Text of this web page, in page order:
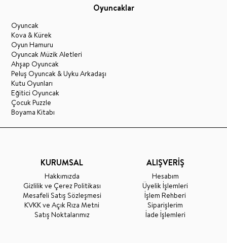
Oyuncaklar
Oyuncak
Kova & Kürek
Oyun Hamuru
Oyuncak Müzik Aletleri
Ahşap Oyuncak
Peluş Oyuncak & Uyku Arkadaşı
Kutu Oyunları
Eğitici Oyuncak
Çocuk Puzzle
Boyama Kitabı
KURUMSAL
Hakkımızda
Gizlilik ve Çerez Politikası
Mesafeli Satış Sözleşmesi
KVKK ve Açık Rıza Metni
Satış Noktalarımız
ALIŞVERİŞ
Hesabım
Üyelik İşlemleri
İşlem Rehberi
Siparişlerim
İade İşlemleri